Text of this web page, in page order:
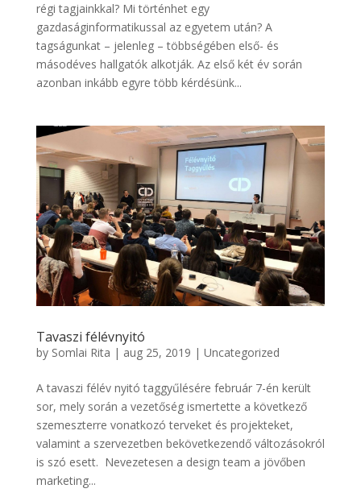
régi tagjainkkal? Mi történhet egy
gazdaságinformatikussal az egyetem után? A
tagságunkat – jelenleg – többségében első- és
másodéves hallgatók alkotják. Az első két év során
azonban inkább egyre több kérdésünk...
Tavaszi félévnyitó
by Somlai Rita | aug 25, 2019 | Uncategorized
A tavaszi félév nyitó taggyűlésére február 7-én került
sor, mely során a vezetőség ismertette a következő
szemeszterre vonatkozó terveket és projekteket,
valamint a szervezetben bekövetkezendő változásokról
is szó esett. Nevezetesen a design team a jövőben
marketing...